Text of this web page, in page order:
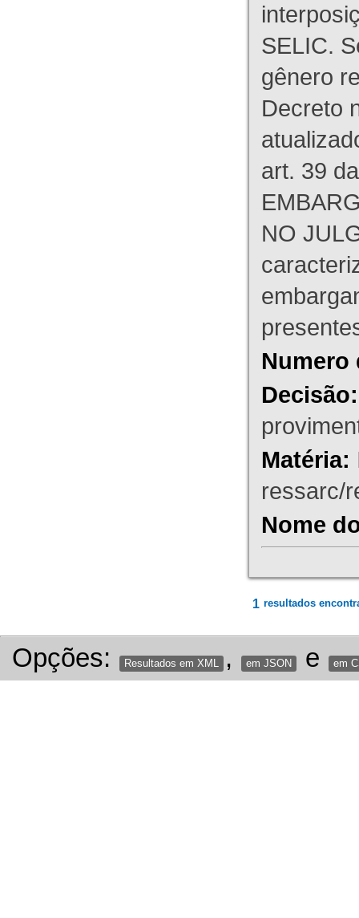
SELIC.
gênero
Decreto
art. 39
NO
Numero
Decisão:
Matéria:
ressarc/
Nome
1 resultados
Opções: Resultados em XML , em JSON e em